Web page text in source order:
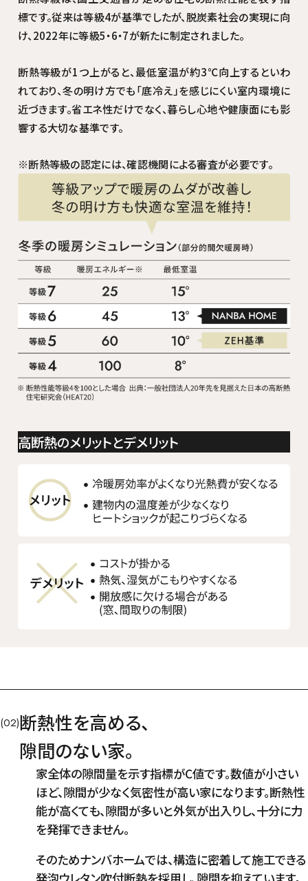
標です。従来は等級4が基準でしたが、脱炭素社会の実現に向
け、2022年に等級5・6・7が新たに制定されました。
断熱等級が1つ上がると、最低室温が約3℃向上するといわ
れており、冬の明け方でも「底冷え」を感じにくい室内環境に
近づきます。省エネ性だけでなく、暮らし心地や健康面にも影
響する大切な基準です。
※断熱等級の認定には、確認機関による審査が必要です。
高断熱のメリットとデメリット
(02)断熱性を高める、
隙間のない家。
家全体の隙間量を示す指標がC値です。数値が小さい
ほど、隙間が少なく気密性が高い家になります。断熱性
能が高くても、隙間が多いと外気が出入りし、十分に力
を発揮できません。
そのためナンバホームでは、構造に密着して施工できる